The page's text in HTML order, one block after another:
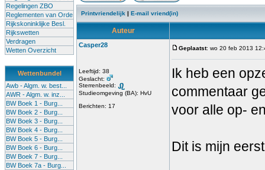
Regelingen ZBO
Reglementen van Orde
Rijkskoninklijke Besl.
Rijkswetten
Verdragen
Wetten Overzicht
Wettenbundel
Awb - Algm. w. best...
AWR - Algm. w. inz...
BW Boek 1 - Burg...
BW Boek 2 - Burg...
BW Boek 3 - Burg...
BW Boek 4 - Burg...
BW Boek 5 - Burg...
BW Boek 6 - Burg...
BW Boek 7 - Burg...
BW Boek 7a - Burg...
Printvriendelijk | E-mail vriend(in)
Auteur
Casper28
Leeftijd: 38
Geslacht:
Sterrenbeeld:
Studieomgeving (BA): HvU
Berichten: 17
Geplaatst: wo 20 feb 2013
Ik heb een
commentaar
voor alle op-
Dit is mijn